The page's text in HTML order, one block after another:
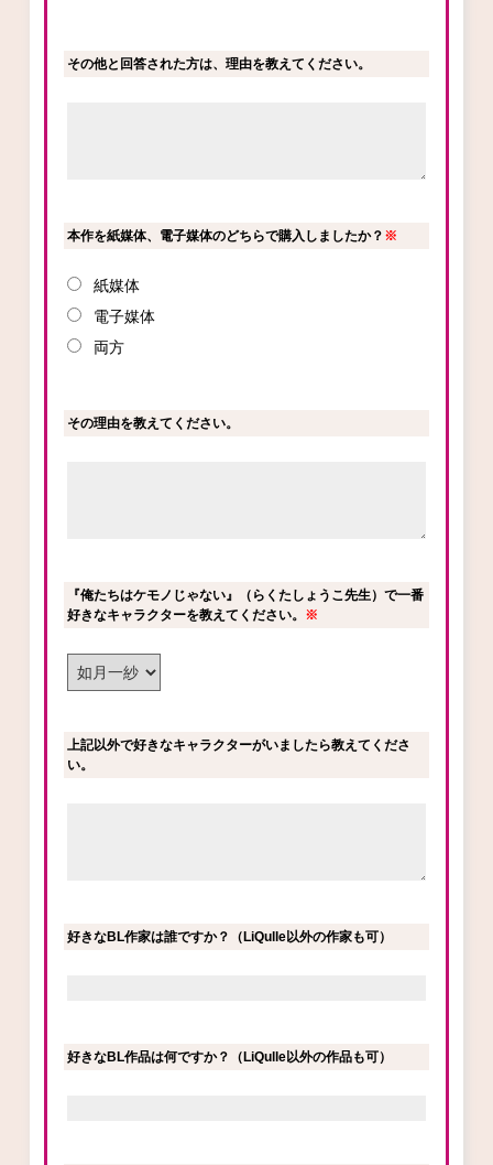
その他と回答された方は、理由を教えてください。
本作を紙媒体、電子媒体のどちらで購入しましたか？ ※
紙媒体
電子媒体
両方
その理由を教えてください。
『俺たちはケモノじゃない』（らくたしょうこ先生）で一番
好きなキャラクターを教えてください。 ※
上記以外で好きなキャラクターがいましたら教えてくださ
い。
好きなBL作家は誰ですか？（LiQulle以外の作家も可）
好きなBL作品は何ですか？（LiQulle以外の作品も可）